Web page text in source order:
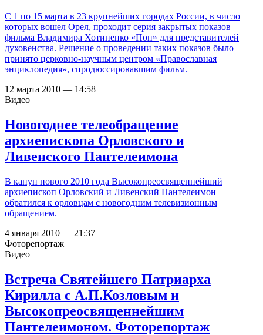
C 1 по 15 марта в 23 крупнейших городах России, в число
которых вошел Орел, проходит серия закрытых показов
фильма Владимира Хотиненко «Поп» для представителей
духовенства. Решение о проведении таких показов было
принято церковно-научным центром «Православная
энциклопедия», спродюссировавшим фильм.
12 марта 2010 — 14:58
Видео
Новогоднее телеобращение
архиепископа Орловского и
Ливенского Пантелеимона
В канун нового 2010 года Высокопреосвященнейший
архиепископ Орловский и Ливенский Пантелеимон
обратился к орловцам с новогодним телевизионным
обращением.
4 января 2010 — 21:37
Фоторепортаж
Видео
Встреча Святейшего Патриарха
Кирилла с А.П.Козловым и
Высокопреосвященнейшим
Пантелеимоном. Фоторепортаж